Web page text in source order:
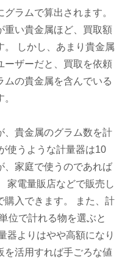
ラムで算出されます。
重い貴金属ほど、買取額
。 しかし、あまり貴金属
ーザーだと、買取を依頼
ムの貴金属を含んでいる
。
、貴金属のグラム数を計
使うような計量器は10
、家庭で使うのであれば
家電量販店などで販売し
購入できます。 また、計
位で計れる物を選ぶと
器よりはやや高額になり
を活用すれば手ごろな値